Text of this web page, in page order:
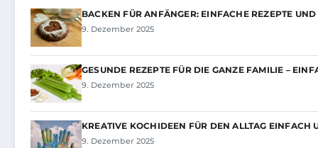
BACKEN FÜR ANFÄNGER: EINFACHE REZEPTE
9. Dezember 2025
GESUNDE REZEPTE FÜR DIE GANZE FAMILIE –
9. Dezember 2025
KREATIVE KOCHIDEEN FÜR DEN ALLTAG EINFACH
9. Dezember 2025